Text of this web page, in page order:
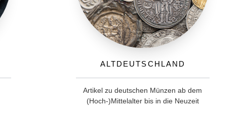
Altdeutschland
Artikel zu deutschen Münzen ab dem
(Hoch-)Mittelalter bis in die Neuzeit